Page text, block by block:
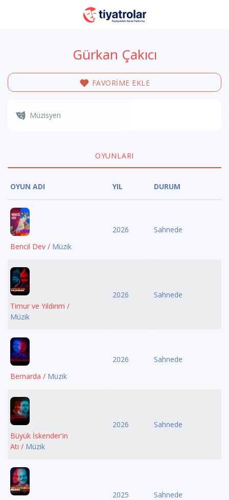
Gürkan Çakıcı
FAVORİME EKLE
Müzisyen
OYUNLARI
OYUN ADI YIL DURUM
Bencil Dev / Müzik
2026 Sahnede
Timur ve Yıldırım /
Müzik
2026 Sahnede
Bernarda / Müzik
2026 Sahnede
Büyük İskender'in
Atı / Müzik
2026 Sahnede
2025 Sahnede